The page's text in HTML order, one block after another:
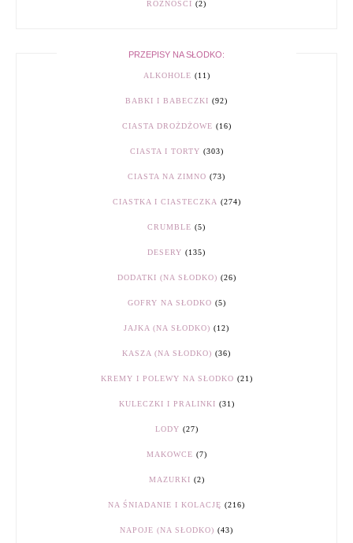
RÓŻNOŚCI (2)
PRZEPISY NA SŁODKO:
ALKOHOLE (11)
BABKI I BABECZKI (92)
CIASTA DROŻDŻOWE (16)
CIASTA I TORTY (303)
CIASTA NA ZIMNO (73)
CIASTKA I CIASTECZKA (274)
CRUMBLE (5)
DESERY (135)
DODATKI (NA SŁODKO) (26)
GOFRY NA SŁODKO (5)
JAJKA (NA SŁODKO) (12)
KASZA (NA SŁODKO) (36)
KREMY I POLEWY NA SŁODKO (21)
KULECZKI I PRALINKI (31)
LODY (27)
MAKOWCE (7)
MAZURKI (2)
NA ŚNIADANIE I KOLACJĘ (216)
NAPOJE (NA SŁODKO) (43)